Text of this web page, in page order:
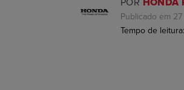
POR HONDA
Publicado em
Tempo de leitura: